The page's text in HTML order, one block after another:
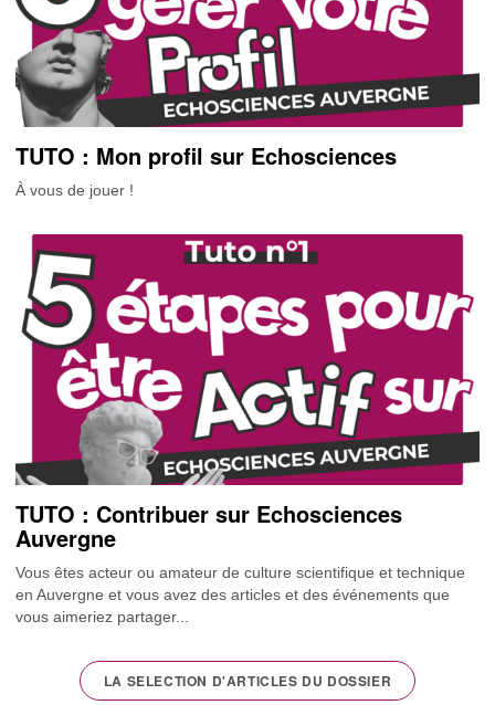
TUTO : Mon profil sur Echosciences
À vous de jouer !
TUTO : Contribuer sur Echosciences
Auvergne
Vous êtes acteur ou amateur de culture scientifique et technique
en Auvergne et vous avez des articles et des événements que
vous aimeriez partager...
LA SELECTION D'ARTICLES DU DOSSIER